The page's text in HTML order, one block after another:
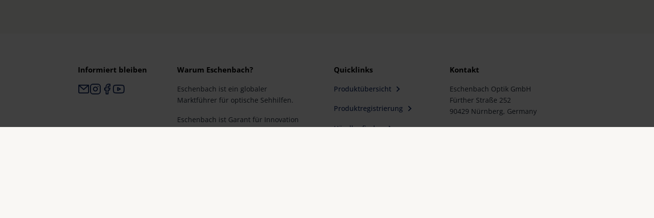
Informiert bleiben Warum Eschenbach?
Eschenbach ist ein globaler
Marktführer für optische Sehhilfen.
Eschenbach ist Garant für Innovation
Quicklinks
Produktübersicht
Produktregistrierung
Händler finden
Kontakt
Eschenbach Optik GmbH
Fürther Straße 252
90429 Nürnberg, Germany